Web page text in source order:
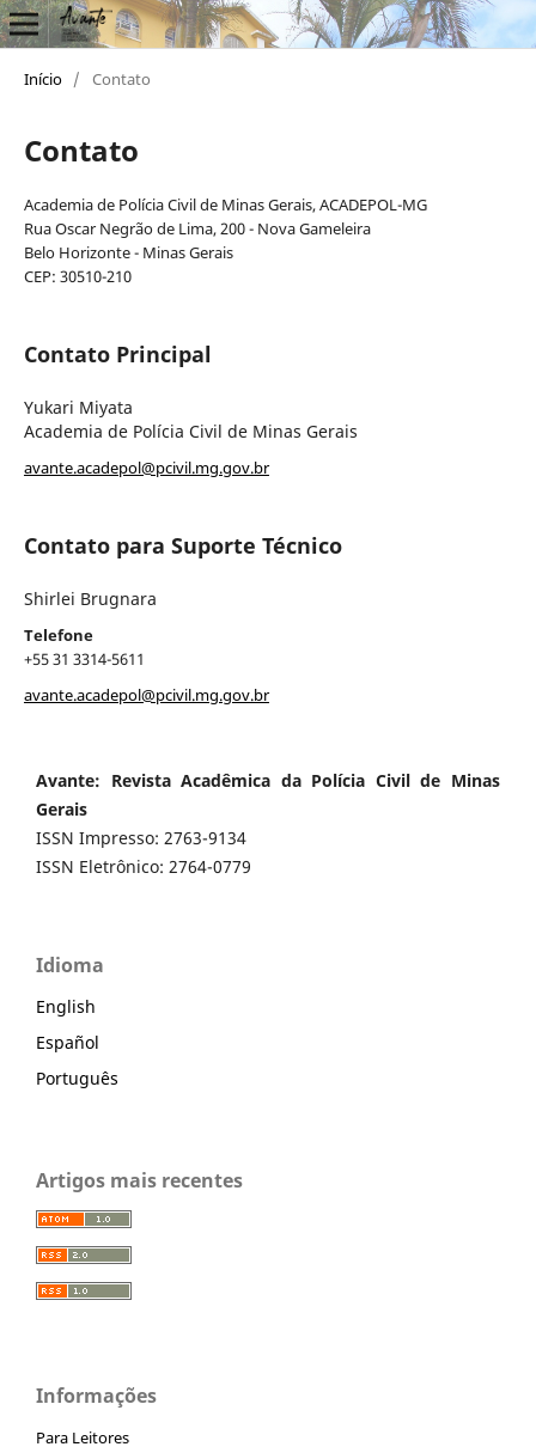
Início / Contato
Contato
Academia de Polícia Civil de Minas Gerais, ACADEPOL-MG
Rua Oscar Negrão de Lima, 200 - Nova Gameleira
Belo Horizonte - Minas Gerais
CEP: 30510-210
Contato Principal
Yukari Miyata
Academia de Polícia Civil de Minas Gerais
avante.acadepol@pcivil.mg.gov.br
Contato para Suporte Técnico
Shirlei Brugnara
Telefone
+55 31 3314-5611
avante.acadepol@pcivil.mg.gov.br
Avante: Revista Acadêmica da Polícia Civil de Minas
Gerais
ISSN Impresso: 2763-9134
ISSN Eletrônico: 2764-0779
Idioma
English
Español
Português
Artigos mais recentes
Informações
Para Leitores